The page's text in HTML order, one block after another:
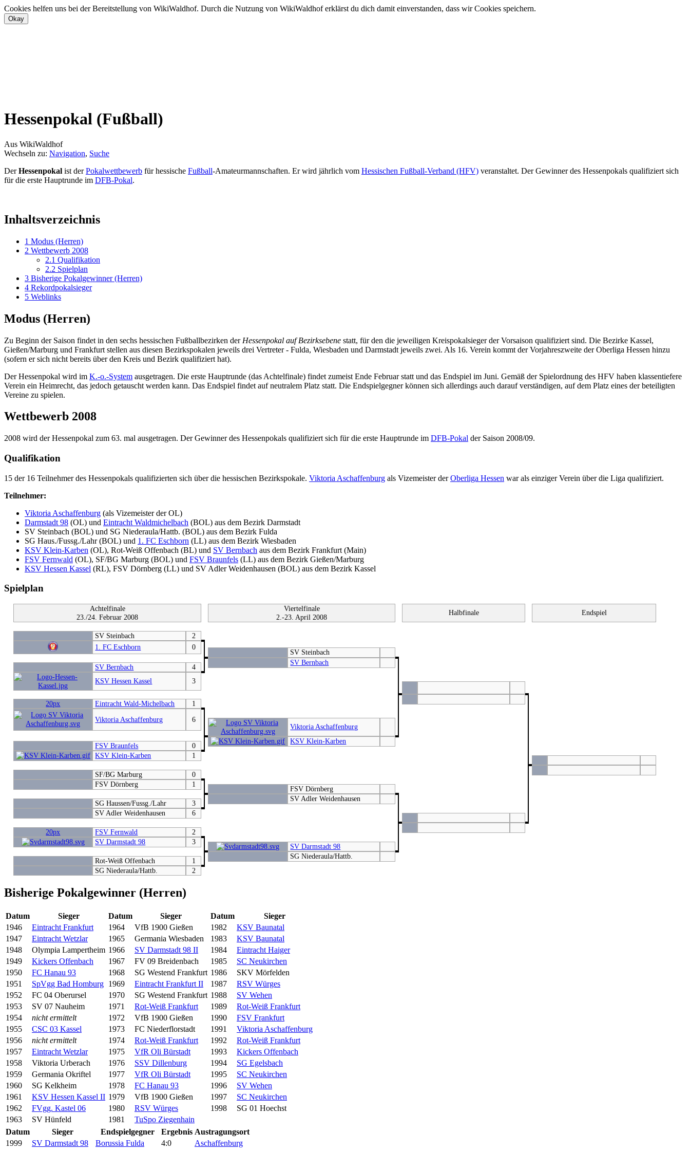
Cookies helfen uns bei der Bereitstellung von WikiWaldhof. Durch die Nutzung von WikiWaldhof erklärst du dich damit einverstanden, dass wir Cookies speichern.
Hessenpokal (Fußball)
Aus WikiWaldhof
Wechseln zu: Navigation, Suche
DerHessenpokal ist derPokalwettbewerb für hessische Fußball-Amateurmannschaften. Er wird jährlich vom Hessischen Fußball-Verband (HFV) veranstaltet. Der Gewinner des Hessenpokals qualifiziert sich
für die erste Hauptrunde im DFB-Pokal.
Inhaltsverzeichnis
1 Modus (Herren)
2 Wettbewerb 2008
2.1 Qualifikation
2.2 Spielplan
3 Bisherige Pokalgewinner (Herren)
4 Rekordpokalsieger
5 Weblinks
Modus (Herren)
Zu Beginn der Saison findet in den sechs hessischen Fußballbezirken der Hessenpokal auf Bezirksebene statt, für den die jeweiligen Kreispokalsieger der Vorsaison qualifiziert sind. Die Bezirke Kassel,
Gießen/Marburg und Frankfurt stellen aus diesen Bezirkspokalen jeweils drei Vertreter - Fulda, Wiesbaden und Darmstadt jeweils zwei. Als 16. Verein kommt der Vorjahreszweite der Oberliga Hessen hinzu
(sofern er sich nicht bereits über den Kreis und Bezirk qualifiziert hat).
Der Hessenpokal wird im K.-o.-System ausgetragen. Die erste Hauptrunde (das Achtelfinale) findet zumeist Ende Februar statt und das Endspiel im Juni. Gemäß der Spielordnung des HFV haben klassentiefere
Verein ein Heimrecht, das jedoch getauscht werden kann. Das Endspiel findet auf neutralem Platz statt. Die Endspielgegner können sich allerdings auch darauf verständigen, auf dem Platz eines der beteiligten
Vereine zu spielen.
Wettbewerb 2008
2008 wird der Hessenpokal zum 63. mal ausgetragen. Der Gewinner des Hessenpokals qualifiziert sich für die erste Hauptrunde im DFB-Pokal der Saison 2008/09.
Qualifikation
15 der 16 Teilnehmer des Hessenpokals qualifizierten sich über die hessischen Bezirkspokale. Viktoria Aschaffenburg als Vizemeister derOberliga Hessen war als einziger Verein über die Liga qualifiziert.
Teilnehmer:
Viktoria Aschaffenburg (als Vizemeister der OL)
Darmstadt 98 (OL) und Eintracht Waldmichelbach (BOL) aus dem Bezirk Darmstadt
SV Steinbach (BOL) und SG Niederaula/Hattb. (BOL) aus dem Bezirk Fulda
SG Haus./Fussg./Lahr (BOL) und 1. FC Eschborn (LL) aus dem Bezirk Wiesbaden
KSV Klein-Karben (OL), Rot-Weiß Offenbach (BL) und SV Bernbach aus dem Bezirk Frankfurt (Main)
FSV Fernwald (OL), SF/BG Marburg (BOL) und FSV Braunfels (LL) aus dem Bezirk Gießen/Marburg
KSV Hessen Kassel (RL), FSV Dörnberg (LL) und SV Adler Weidenhausen (BOL) aus dem Bezirk Kassel
Spielplan
Achtelfinale
23./24. Februar 2008
Viertelfinale
2.-23. April 2008
Halbfinale Endspiel
SV Steinbach
2
1. FC Eschborn
0
SV Steinbach
SV Bernbach
SV Bernbach
4
KSV Hessen Kassel
3
20px Eintracht Wald-Michelbach
1
Viktoria Aschaffenburg
6
Viktoria Aschaffenburg
KSV Klein-Karben
FSV Braunfels
0
KSV Klein-Karben
1
SF/BG Marburg
0
FSV Dörnberg
1
FSV Dörnberg
SV Adler Weidenhausen
SG Haussen/Fussg./Lahr
3
SV Adler Weidenhausen
6
20px FSV Fernwald
2
SV Darmstadt 98
3
SV Darmstadt 98
SG Niederaula/Hattb.
Rot-Weiß Offenbach
1
SG Niederaula/Hattb.
2
Bisherige Pokalgewinner (Herren)
Datum
Sieger
1946
Eintracht Frankfurt
1947
Eintracht Wetzlar
1948
Olympia Lampertheim
1949
Kickers Offenbach
1950
FC Hanau 93
1951
SpVgg Bad Homburg
1952
FC 04 Oberursel
1953
SV 07 Nauheim
1954
nicht ermittelt
1955
CSC 03 Kassel
1956
nicht ermittelt
1957
Eintracht Wetzlar
1958
Viktoria Urberach
1959
Germania Okriftel
1960
SG Kelkheim
1961
KSV Hessen Kassel II
1962
FVgg. Kastel 06
1963
SV Hünfeld
Datum
Sieger
1964
VfB 1900 Gießen
1965
Germania Wiesbaden
1966
SV Darmstadt 98 II
1967
FV 09 Breidenbach
1968
SG Westend Frankfurt
1969
Eintracht Frankfurt II
1970
SG Westend Frankfurt
1971
Rot-Weiß Frankfurt
1972
VfB 1900 Gießen
1973
FC Niederflorstadt
1974
Rot-Weiß Frankfurt
1975
VfR Oli Bürstadt
1976
SSV Dillenburg
1977
VfR Oli Bürstadt
1978
FC Hanau 93
1979
VfB 1900 Gießen
1980
RSV Würges
1981
TuSpo Ziegenhain
Datum
Sieger
1982
KSV Baunatal
1983
KSV Baunatal
1984
Eintracht Haiger
1985
SC Neukirchen
1986
SKV Mörfelden
1987
RSV Würges
1988
SV Wehen
1989
Rot-Weiß Frankfurt
1990
FSV Frankfurt
1991
Viktoria Aschaffenburg
1992
Rot-Weiß Frankfurt
1993
Kickers Offenbach
1994
SG Egelsbach
1995
SC Neukirchen
1996
SV Wehen
1997
SC Neukirchen
1998
SG 01 Hoechst
Datum Sieger Endspielgegner Ergebnis Austragungsort
1999
SV Darmstadt 98 Borussia Fulda 4:0
Aschaffenburg